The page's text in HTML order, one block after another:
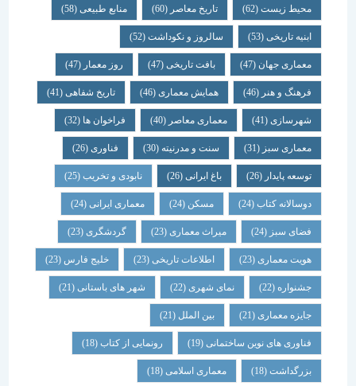
محیط زیست(62) تاریخ معاصر(60) منابع طبیعی(58)
ابنیه تاریخی(53) سالروز و نکوداشت(52)
معماری جهان (47) بافت تاریخی(47) روز معمار(47)
فرهنگ و هنر(46) همایش معماری (46) تاریخ شفاهی (41)
شهرسازی(41) معماری معاصر(40) فراخوان ها (32)
معماری سبز(31) سنت و مدرنیته(30) فناوری (26)
توسعه پایدار(26) باغ ایرانی(26) نابودی و تخریب(25)
دوسالانه کتاب(24) مسکن (24) معماری ایرانی(24)
فضای سبز(24) میراث معماری (23) گردشگری (23)
هویت معماری (23) اطلاعات تاریخی(23) خلیج فارس(23)
جشنواره(22) نمای شهری(22) شهر های باستانی (21)
جایزه معماری (21) بین الملل(21)
فناوری های نوین ساختمانی(19) رونمایی از کتاب (18)
بزرگداشت (18) معماری اسلامی(18)